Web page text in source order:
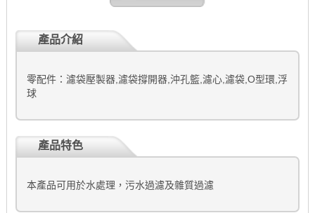
產品介紹
零配件：濾袋壓製器,濾袋撐開器,沖孔籃,濾心,濾袋,O型環,浮
球
產品特色
本產品可用於水處理，污水過濾及雜質過濾